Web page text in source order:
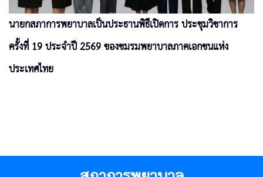
นายกสภาการพยาบาลเป็นประธานพิธีเปิดการ ประชุมวิชาการ
ครั้งที่ 19 ประจำปี 2569 ของชมรมพยาบาลภาคเอกชนแห่ง
ประเทศไทย